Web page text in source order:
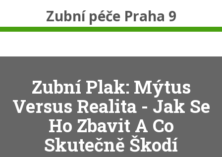
Zubní péče Praha 9
Zubní Plak: Mýtus
Versus Realita - Jak Se
Ho Zbavit A Co
Skutečně Škodí